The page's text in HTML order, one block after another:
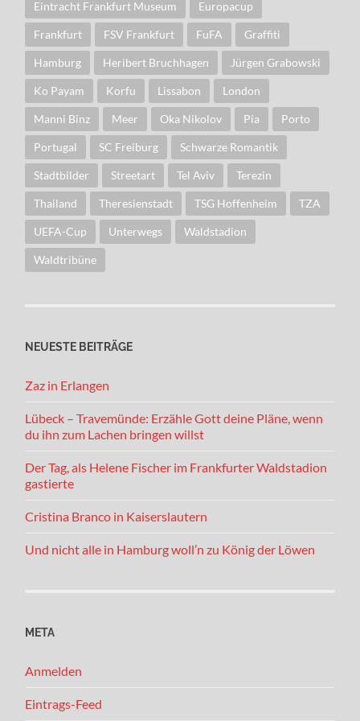
Eintracht Frankfurt Museum Europacup
Frankfurt FSV Frankfurt FuFA Graffiti
Hamburg Heribert Bruchhagen Jürgen Grabowski
Ko Payam Korfu Lissabon London
Manni Binz Meer Oka Nikolov Pia Porto
Portugal SC Freiburg Schwarze Romantik
Stadtbilder Streetart Tel Aviv Terezin
Thailand Theresienstadt TSG Hoffenheim TZA
UEFA-Cup Unterwegs Waldstadion
Waldtribüne
NEUESTE BEITRÄGE
Zaz in Erlangen
Lübeck – Travemünde: Erzähle Gott deine Pläne, wenn
du ihn zum Lachen bringen willst
Der Tag, als Helene Fischer im Frankfurter Waldstadion
gastierte
Cristina Branco in Kaiserslautern
Und nicht alle in Hamburg woll’n zu König der Löwen
META
Anmelden
Eintrags-Feed